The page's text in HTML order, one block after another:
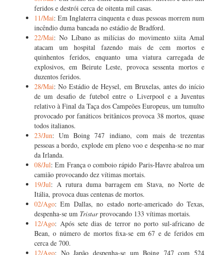
feridos e destrói cerca de oitenta mil casas.
11/Mai: Em Inglaterra cinquenta e duas pessoas morrem num
incêndio duma bancada no estádio de Bradford.
22/Mai: No Líbano as milícias do movimento xiita Amal
atacam um hospital fazendo mais de cem mortos e
quinhentos feridos, enquanto uma viatura carregada de
explosivos, em Beirute Leste, provoca sessenta mortos e
duzentos feridos.
28/Mai: No Estádio de Heysel, em Bruxelas, antes do início
de um desafio de futebol entre o Liverpool e a Juventus
relativo à Final da Taça dos Campeões Europeus, um tumulto
provocado por fanáticos britânicos provoca 38 mortos, quase
todos italianos.
23/Jun: Um Boing 747 indiano, com mais de trezentas
pessoas a bordo, explode em pleno voo e despenha-se no mar
da Irlanda.
08/Jul: Em França o comboio rápido Paris-Havre abalroa um
camião provocando dez vítimas mortais.
19/Jul: A rutura duma barragem em Stava, no Norte de
Itália, provoca duas centenas de mortos.
02/Ago: Em Dallas, no estado norte-americado do Texas,
despenha-se um Tristarprovocando 133 vítimas mortais.
12/Ago: Após sete dias de terror no porto sul-africano de
Bean, o número de mortos fixa-se em 67 e de feridos em
cerca de 700.
12/Ago: No Japão despenha-se um Boing 747 com 524